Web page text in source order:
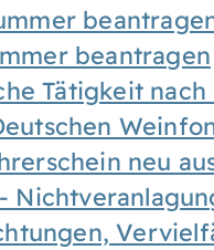
beantragen
Tätigkeit
neu